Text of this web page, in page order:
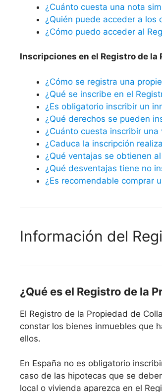
¿Cuánto cuesta una nota
¿Quién puede acceder a los
¿Cómo puedo acceder al
Inscripciones en el Registro de la
¿Cómo se registra una
¿Qué se inscribe en el
¿Es obligatorio inscribir un
¿Qué derechos se pueden
¿Cuánto cuesta inscribir
¿Caduca la inscripción
¿Qué ventajas se obtienen
¿Qué desventajas tiene no
¿Es recomendable comprar
Información del
¿Qué es el Registro de la
El Registro de la Propiedad de
constar los bienes inmuebles que
ellos.
En España no es obligatorio
caso de las hipotecas que se
local o vivienda aparezca en el